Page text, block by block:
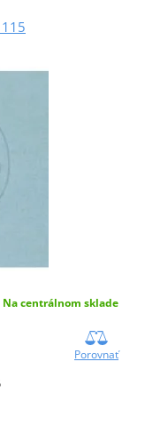
Na centrálnom sklade
Porovnať